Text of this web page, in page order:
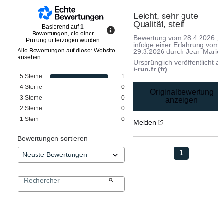
Basierend auf1
Bewertungen, die einer
Prüfung unterzogen wurden
Alle Bewertungen auf dieser Website
ansehen
5 Sterne
1
4 Sterne
0
3 Sterne
0
2 Sterne
0
1 Stern 0
Bewertungen sortieren
Leicht, sehr gute
Qualität, steif
Bewertung vom 28.4.2026
infolge einer Erfahrung
29.3.2026 durchJean
Ursprünglich veröffentlicht
i-run.fr (fr)
Originalbewertung
anzeigen
Melden
1